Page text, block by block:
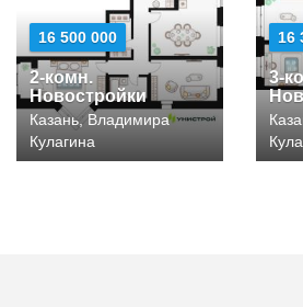
16 500 000
2-комн.
Новостройки
Казань, Владимира
Кулагина
16
3-